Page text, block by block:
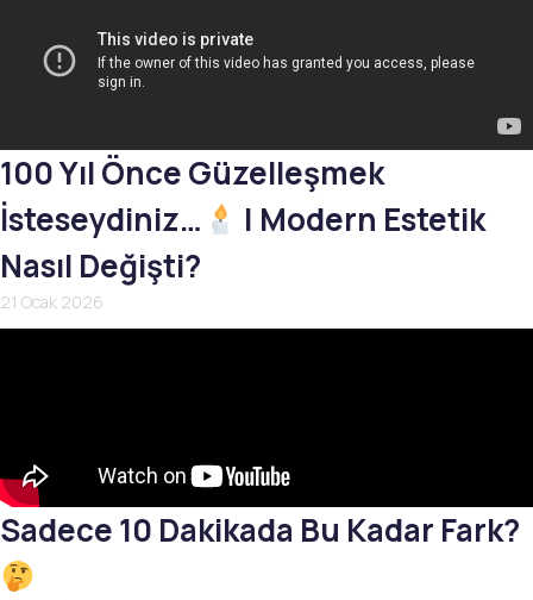
100 Yıl Önce Güzelleşmek
İsteseydiniz…
| Modern Estetik
Nasıl Değişti?
21 Ocak 2026
Sadece 10 Dakikada Bu Kadar Fark?